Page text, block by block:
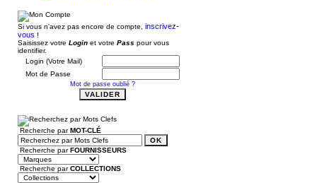
Si vous n'avez pas encore de compte, inscrivez-
vous !
Saisissez votre Login et votre Pass pour vous
identifier.
Login (Votre Mail)
Mot de Passe
Mot de passe oublié ?
Recherche parMOT-CLÉ
Recherche parFOURNISSEURS
Recherche parCOLLECTIONS